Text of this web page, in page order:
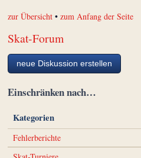
zur Übersicht •zum Anfang der Seite
Skat-Forum
neue Diskussion erstellen
Einschränken nach…
Kategorien
Fehlerberichte